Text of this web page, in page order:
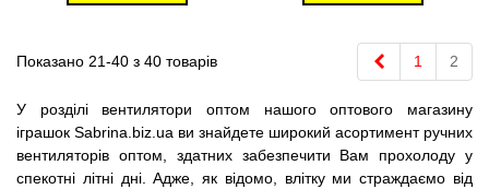
Показано 21-40 з 40 товарів Попередній
1 2
У розділі вентилятори оптом нашого оптового магазину
іграшок Sabrina.biz.ua ви знайдете широкий асортимент ручних
вентиляторів оптом, здатних забезпечити Вам прохолоду у
спекотні літні дні. Адже, як відомо, влітку ми страждаємо від